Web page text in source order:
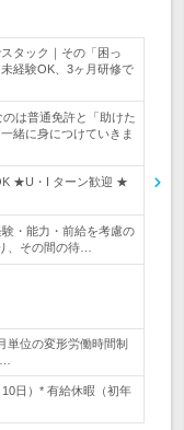
タック｜その「困っ
経験OK、3ヶ月研修で
は普通免許と「助けた
緒に身につけていきま
★U・I ターン歓迎 ★
・能力・前給を考慮の
、その間の待…
位の変形労働時間制
日）* 有給休暇（初年